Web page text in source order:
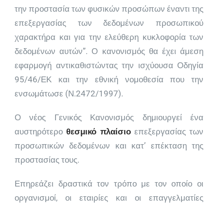
την προστασία των φυσικών προσώπων έναντι της
επεξεργασίας των δεδομένων προσωπικού
χαρακτήρα και για την ελεύθερη κυκλοφορία των
δεδομένων αυτών”. Ο κανονισμός θα έχει άμεση
εφαρμογή αντικαθιστώντας την ισχύουσα Οδηγία
95/46/ΕΚ και την εθνική νομοθεσία που την
ενσωμάτωσε (Ν.2472/1997).
Ο νέος Γενικός Κανονισμός δημιουργεί ένα
αυστηρότεροθεσμικό πλαίσιοεπεξεργασίας των
προσωπικών δεδομένων και κατ’ επέκταση της
προστασίας τους.
Επηρεάζει δραστικά τον τρόπο με τον οποίο οι
οργανισμοί, οι εταιρίες και οι επαγγελματίες